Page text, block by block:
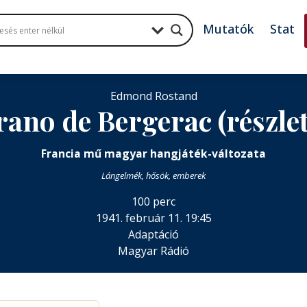
Mutatók Stat
Edmond Rostand
de Bergerac
Francia mű magyar hangjáték-változata
Lángelmék, hősök, emberek
100 perc
1941. február 11. 19:45
Adaptáció
Magyar Rádió